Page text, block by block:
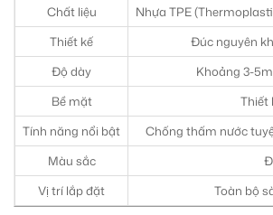
Chất liệu
Nhựa TPE
Thiết kế
Đúc nguyên
Độ dày
Khoảng 3-
Bề mặt
Thiết
Tính năng nổi bật
Chống thấm nước
Màu sắc
Vị trí lắp đặt
Toàn bộ